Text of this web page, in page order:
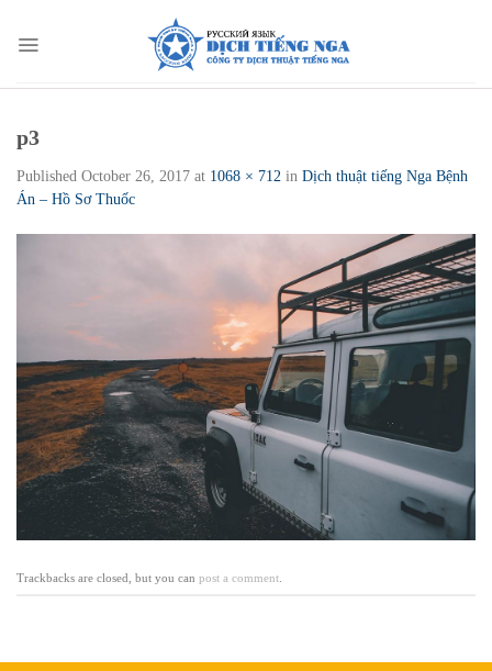
content
p3
Published October 26, 2017 at 1068 × 712 in Dịch thuật tiếng Nga Bệnh
Án – Hồ Sơ Thuốc
Trackbacks are closed, but you can post a comment